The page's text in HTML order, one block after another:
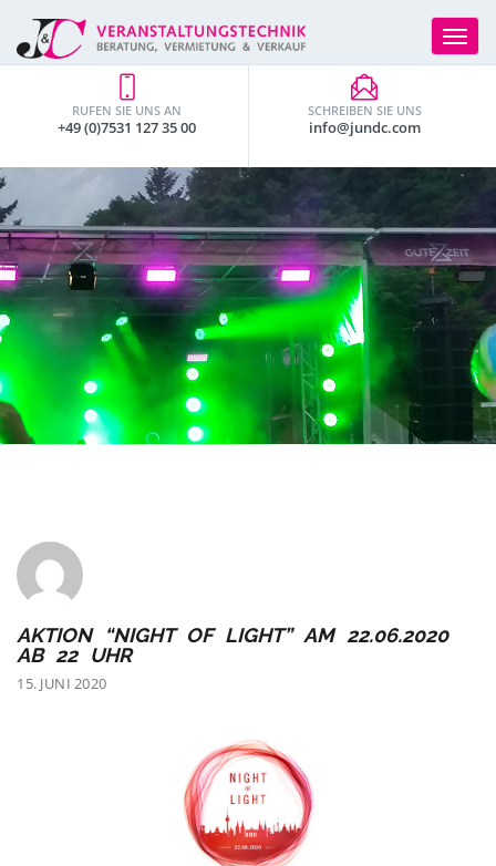
Toggle
SCHREIBEN SIE UNS
info@jundc.com
RUFEN SIE UNS AN
+49 (0)7531 127 35 00
AKTION “NIGHT OF LIGHT” AM 22.06.2020
AB 22 UHR
15. JUNI 2020